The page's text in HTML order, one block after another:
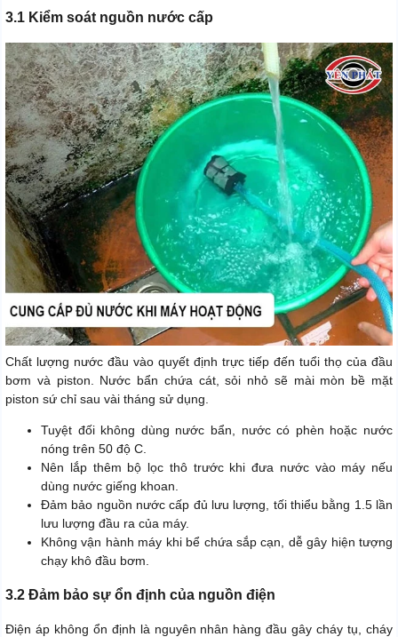
3.1 Kiểm soát nguồn nước cấp
Chất lượng nước đầu vào quyết định trực tiếp đến tuổi thọ của đầu
bơm và piston. Nước bẩn chứa cát, sỏi nhỏ sẽ mài mòn bề mặt
piston sứ chỉ sau vài tháng sử dụng.
Tuyệt đối không dùng nước bẩn, nước có phèn hoặc nước
nóng trên 50 độ C.
Nên lắp thêm bộ lọc thô trước khi đưa nước vào máy nếu
dùng nước giếng khoan.
Đảm bảo nguồn nước cấp đủ lưu lượng, tối thiểu bằng 1.5 lần
lưu lượng đầu ra của máy.
Không vận hành máy khi bể chứa sắp cạn, dễ gây hiện tượng
chạy khô đầu bơm.
3.2 Đảm bảo sự ổn định của nguồn điện
Điện áp không ổn định là nguyên nhân hàng đầu gây cháy tụ, cháy